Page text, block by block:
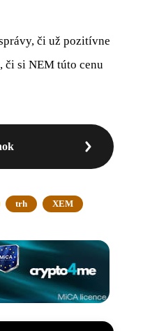
či už pozitívne
či si NEM túto cenu
trh XEM